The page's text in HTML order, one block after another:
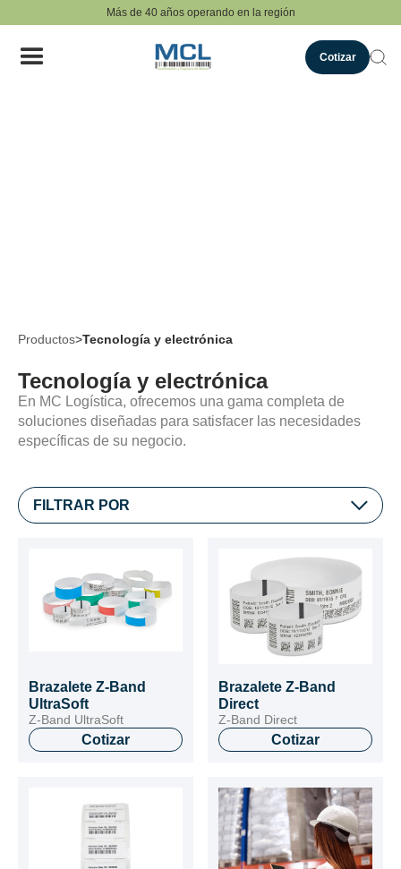
Más de 40 años operando en la región
Cotizar
Productos>Tecnología y electrónica
Tecnología y electrónica
En MC Logística, ofrecemos una gama completa de
soluciones diseñadas para satisfacer las necesidades
específicas de su negocio.
FILTRAR POR
Brazalete Z-Band
UltraSoft
Z-Band UltraSoft
Cotizar
Brazalete Z-Band
Direct
Z-Band Direct
Cotizar